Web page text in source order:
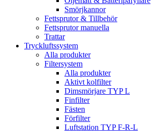
Smörjkannor
Fettsprutor & Tillbehör
Fettsprutor manuella
Trattar
Tryckluftssystem
Alla produkter
Filtersystem
Alla produkter
Aktivt kolfilter
Dimsmörjare TYP L
Finfilter
Fästen
Förfilter
Luftstation TYP F-R-L